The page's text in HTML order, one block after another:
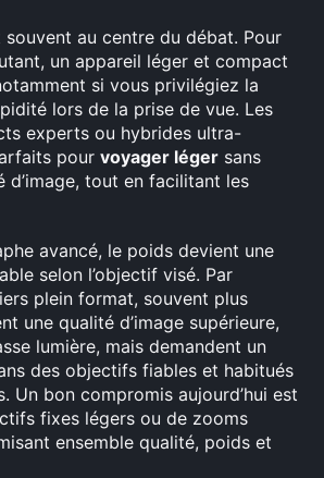
souvent au centre du débat. Pour
un appareil léger et compact
si vous privilégiez la
lors de la prise de vue. Les
experts ou hybrides ultra-
pour voyager léger sans
d’image, tout en facilitant les
avancé, le poids devient une
selon l’objectif visé. Par
plein format, souvent plus
une qualité d’image supérieure,
lumière, mais demandent un
des objectifs fiables et habitués
Un bon compromis aujourd’hui est
fixes légers ou de zooms
ensemble qualité, poids et